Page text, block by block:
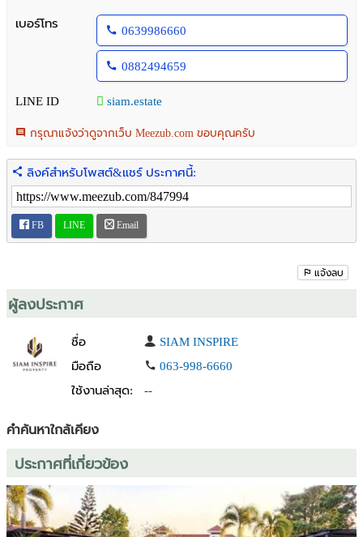
สนใจนัดชมได้ทุกวัน คุณญา 088-2494659
____________________
Small Hotel for Lease – Pattaya, Chonburi
- Not far from Walking Street
- Yin Yom Beach
- Pratumnak Viewpoint
- Jomtien Beach
- Total of 29 rooms
Rental 250,000 per month
(1 month advance payment)
Total payment 3,250,000 Baht
For more information please contact
088-2494659 Khun Ya
Line: siam.estate
เบอร์โทร
0639986660
0882494659
LINE ID siam.estate
กรุณาแจ้งว่าดูจากเว็บ Meezub.com ขอบคุณครับ
ลิงค์สำหรับโพสต์&แชร์ ประกาศนี้:
FB LINE Email
แจ้งลบ
ผู้ลงประกาศ
ชื่อ
SIAM INSPIRE
มือถือ
063-998-6660
ใช้งานล่าสุด:
--
คำค้นหาใกล้เคียง
ประกาศที่เกี่ยวข้อง